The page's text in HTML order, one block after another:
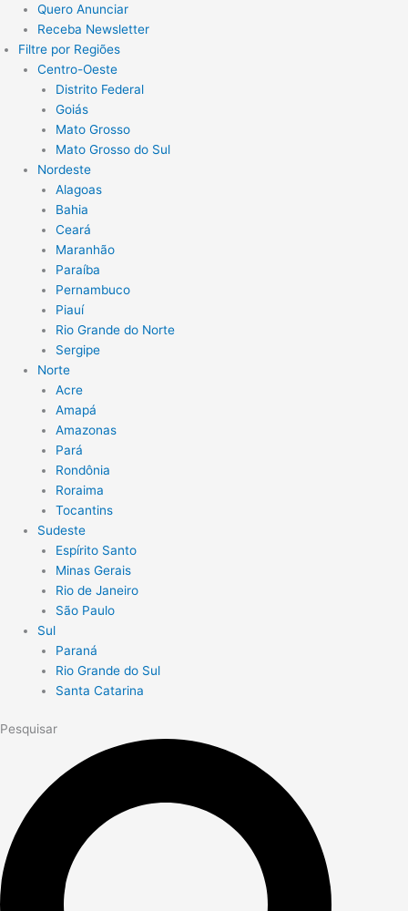
Quero Anunciar
Receba Newsletter
Filtre por Regiões
Centro-Oeste
Distrito Federal
Goiás
Mato Grosso
Mato Grosso do Sul
Nordeste
Alagoas
Bahia
Ceará
Maranhão
Paraíba
Pernambuco
Piauí
Rio Grande do Norte
Sergipe
Norte
Acre
Amapá
Amazonas
Pará
Rondônia
Roraima
Tocantins
Sudeste
Espírito Santo
Minas Gerais
Rio de Janeiro
São Paulo
Sul
Paraná
Rio Grande do Sul
Santa Catarina
Pesquisar